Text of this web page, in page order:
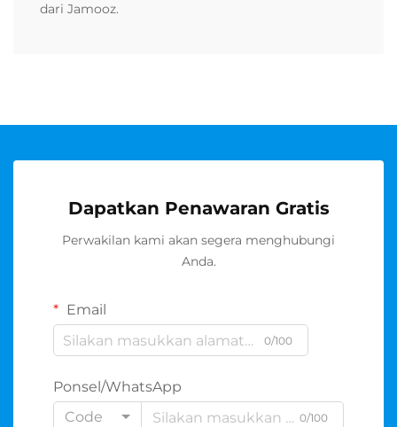
dari Jamooz.
Dapatkan Penawaran Gratis
Perwakilan kami akan segera menghubungi
Anda.
Email
0/100
Ponsel/WhatsApp
Code
0/100